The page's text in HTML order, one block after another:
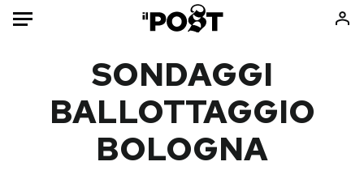
HOME
Moda
Libri
SONDAGGI
BALLOTTAGGIO
BOLOGNA